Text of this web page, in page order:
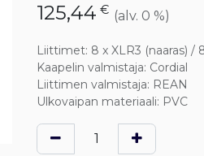
125,44 € (alv. 0 %)
Liittimet: 8 x XLR3 (naaras) /
Kaapelin valmistaja: Cordial
Liittimen valmistaja: REAN
Ulkovaipan materiaali: PVC